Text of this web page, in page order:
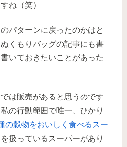
ね（笑）
パターンに戻ったのかはと
くもりバッグの記事にも書
いておきたいことがあった
は販売があると思うのです
の行動範囲で唯一、ひかり
の穀物をおいしく食べるスー
を扱っているスーパーがあり